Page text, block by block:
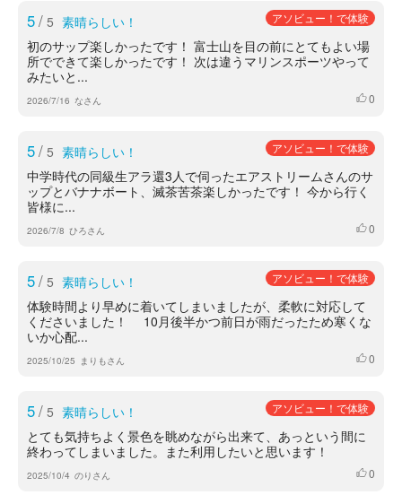
5/ 5 素晴らしい！ アソビュー！で体験
初のサップ楽しかったです！ 富士山を目の前にとてもよい場
所でできて楽しかったです！ 次は違うマリンスポーツやって
みたいと...
2026/7/16 なさん いいね
0
5/ 5 素晴らしい！ アソビュー！で体験
中学時代の同級生アラ還3人で伺ったエアストリームさんのサ
ップとバナナボート、滅茶苦茶楽しかったです！ 今から行く
皆様に...
2026/7/8 ひろさん いいね
0
5/ 5 素晴らしい！ アソビュー！で体験
体験時間より早めに着いてしまいましたが、柔軟に対応して
くださいました！ 10月後半かつ前日が雨だったため寒くな
いか心配...
2025/10/25 まりもさん いいね
0
5/ 5 素晴らしい！ アソビュー！で体験
とても気持ちよく景色を眺めながら出来て、あっという間に
終わってしまいました。また利用したいと思います！
2025/10/4 のりさん いいね
0